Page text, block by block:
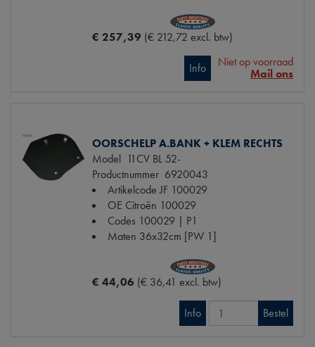
€ 257,39 (€ 212,72 excl. btw)
Info
Niet op voorraad
Mail ons
OORSCHELP A.BANK + KLEM RECHTS
Model 11CV BL 52-
Productnummer 6920043
Artikelcode JF 100029
OE Citroën 100029
Codes 100029 | P1
Maten 36x32cm [PW 1]
€ 44,06 (€ 36,41 excl. btw)
Info Bestel